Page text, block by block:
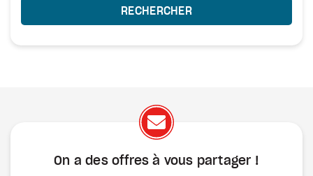
RECHERCHER
On a des offres à vous partager !